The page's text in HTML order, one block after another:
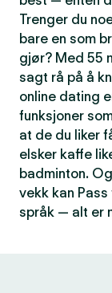
Trenger du
bare en som
gjør? Med 55
sagt rå på å
online dating
funksjoner
at de du liker
elsker kaffe
badminton.
vekk kan
språk — alt er